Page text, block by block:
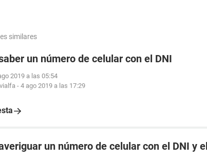
similares
un número de celular con el DNI
2019 a las 05:54
- 4 ago 2019 a las 17:29
un número de celular con el DNI y